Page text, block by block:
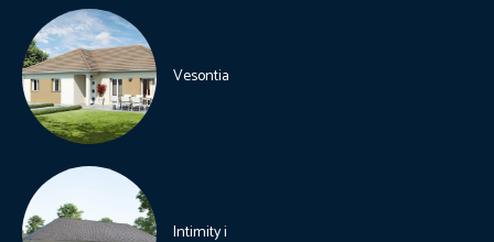
Vesontia
Intimity i